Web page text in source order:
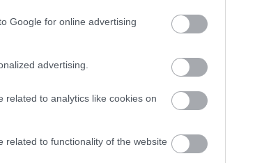
Google for online advertising
advertising.
related to analytics like cookies on
related to functionality of the website